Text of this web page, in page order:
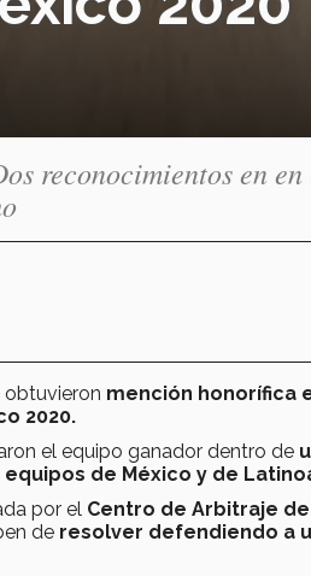
reconocimientos en
obtuvieron mención honorífica
2020.
el equipo ganador dentro de
equipos de México y de
por el Centro de Arbitraje
de resolver defendiendo a